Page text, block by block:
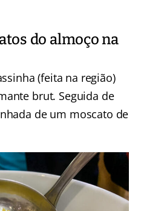
do almoço na
(feita na região)
brut. Seguida de
de um moscato de